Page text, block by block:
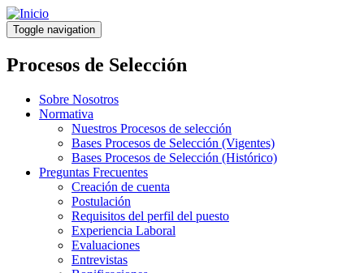
Pasar
al
contenido
principal
Toggle navigation
Procesos de Selección
Sobre Nosotros
Normativa
Nuestros Procesos de selección
Bases Procesos de Selección (Vigentes)
Bases Procesos de Selección (Histórico)
Preguntas Frecuentes
Creación de cuenta
Postulación
Requisitos del perfil del puesto
Experiencia Laboral
Evaluaciones
Entrevistas